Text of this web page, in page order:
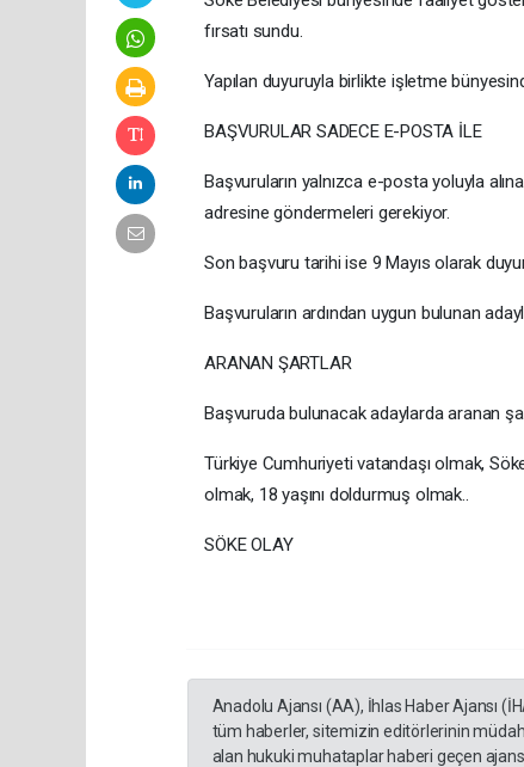
fırsatı sundu.
Yapılan duyuruyla birlikte işletme
BAŞVURULAR SADECE E-POSTA İLE
Başvuruların yalnızca e-posta yoluyla
adresine göndermeleri gerekiyor.
Son başvuru tarihi ise 9 Mayıs olarak
Başvuruların ardından uygun bulunan
ARANAN ŞARTLAR
Başvuruda bulunacak adaylarda aranan
Türkiye Cumhuriyeti vatandaşı olmak,
olmak, 18 yaşını doldurmuş olmak..
SÖKE OLAY
Anadolu Ajansı (AA), İhlas Haber Ajansı
tüm haberler, sitemizin editörlerinin
alan hukuki muhataplar haberi geçen